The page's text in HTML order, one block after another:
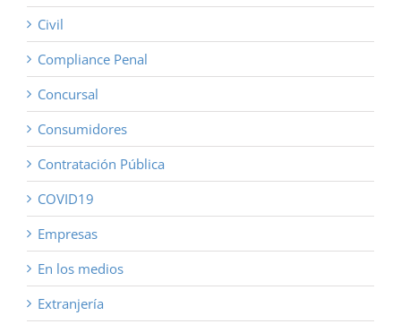
Civil
Compliance Penal
Concursal
Consumidores
Contratación Pública
COVID19
Empresas
En los medios
Extranjería